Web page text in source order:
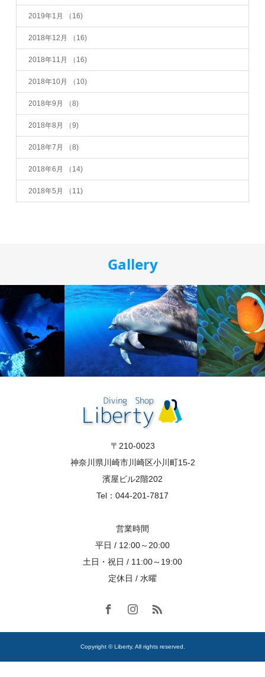
2019年1月 （16)
2018年12月 （16)
2018年11月 （16)
2018年10月 （10)
2018年9月 （8)
2018年8月 （9)
2018年7月 （8)
2018年6月 （14)
2018年5月 （11)
Gallery
〒210-0023
神奈川県川崎市川崎区小川町15-2
濱屋ビル2階202
Tel：044-201-7817
営業時間
平日 / 12:00～20:00
土日・祝日 / 11:00～19:00
定休日 / 水曜
Copyright © Liberty. All rights reserved.